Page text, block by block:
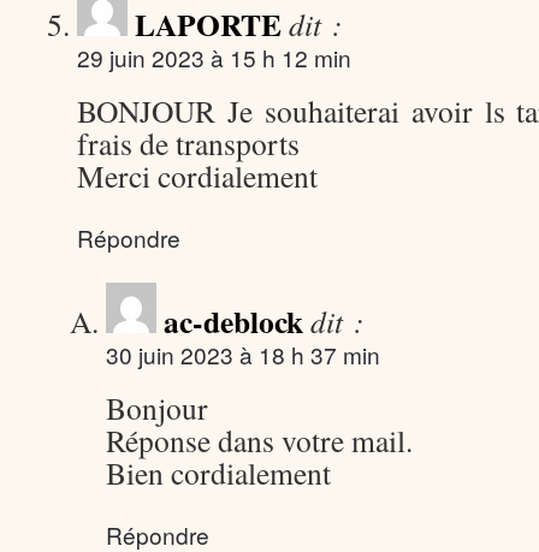
LAPORTEdit :
29 juin 2023 à 15 h 12 min
BONJOUR Je souhaiterai avoir ls
frais de transports
Merci cordialement
Répondre
ac-deblockdit :
30 juin 2023 à 18 h 37 min
Bonjour
Réponse dans votre mail.
Bien cordialement
Répondre